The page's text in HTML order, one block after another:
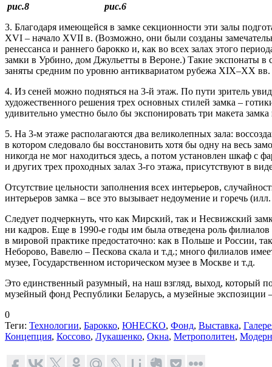
рис.8 рис.6
3. Благодаря имеющейся в замке секционности эти залы
XVI – начало XVII в. (Возможно, они были созданы
ренессанса и раннего барокко и, как во всех залах этого
замки в Урбино, дом Джульетты в Вероне.) Такие экспонаты в
заняты средним по уровню антиквариатом рубежа XIX–XX вв.
4. Из сеней можно подняться на 3-й этаж. По пути зритель
художественного решения трех основных стилей замка –
удивительно уместно было бы экспонировать три макета
5. На 3-м этаже располагаются два великолепных зала:
в котором следовало бы восстановить хотя бы одну на весь
никогда не мог находиться здесь, а потом установлен шкаф с
и других трех проходных залах 3-го этажа, присутствуют в
Отсутствие цельности заполнения всех интерьеров,
интерьеров замка – все это вызывает недоумение и горечь
Следует подчеркнуть, что как Мирский, так и Несвижский
ни кадров. Еще в 1990-е годы им была отведена роль
в мировой практике предостаточно: как в Польше и России,
Неборово, Вавелю – Пескова скала и т.д.; много филиалов
музее, Государственном историческом музее в Москве и т.д.
Это единственный разумный, на наш взгляд, выход, который
музейный фонд Республики Беларусь, а музейные
0
Теги: Технологии, Барокко, ЮНЕСКО, Фонд, Выставка,
Концепция, Коссово, Лукашенко, Окна, Метрополитен, Модерн